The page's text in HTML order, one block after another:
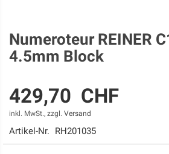
Zum
Anfang
der
springen
Numeroteur REINER
4.5mm Block
429,70 CHF
inkl. MwSt., zzgl. Versand
Artikel-Nr. RH201035